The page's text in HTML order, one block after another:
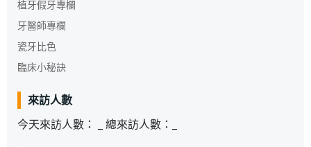
植牙假牙專欄
牙醫師專欄
瓷牙比色
臨床小秘訣
來訪人數
今天來訪人數：
總來訪人數：